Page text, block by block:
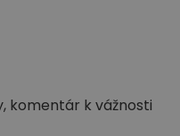
komentár k vážnosti